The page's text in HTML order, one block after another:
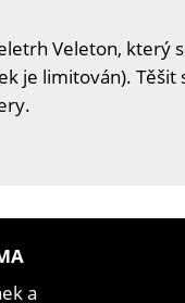
Veleton, který
je limitován).
a